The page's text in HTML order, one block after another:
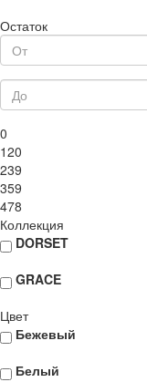
Остаток
0
120
239
359
478
Коллекция
DORSET
GRACE
Цвет
Бежевый
Белый